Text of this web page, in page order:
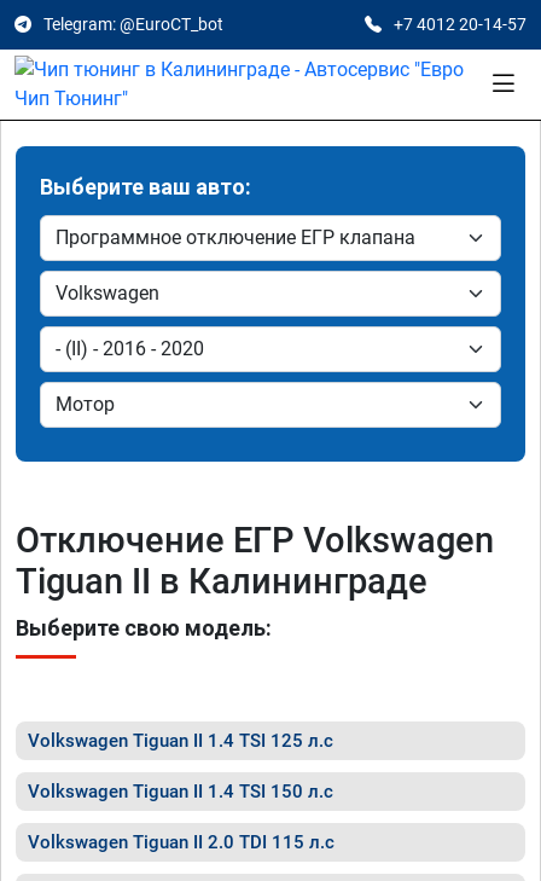
Telegram: @EuroCT_bot +7 4012 20-14-57
Выберите ваш авто:
Отключение ЕГР Volkswagen
Tiguan II в Калининграде
Выберите свою модель:
Volkswagen Tiguan II 1.4 TSI 125 л.с
Volkswagen Tiguan II 1.4 TSI 150 л.с
Volkswagen Tiguan II 2.0 TDI 115 л.с